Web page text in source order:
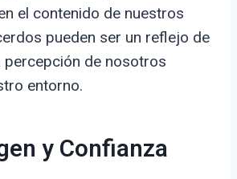
el contenido de nuestros
pueden ser un reflejo de
percepción de nosotros
entorno.
y Confianza